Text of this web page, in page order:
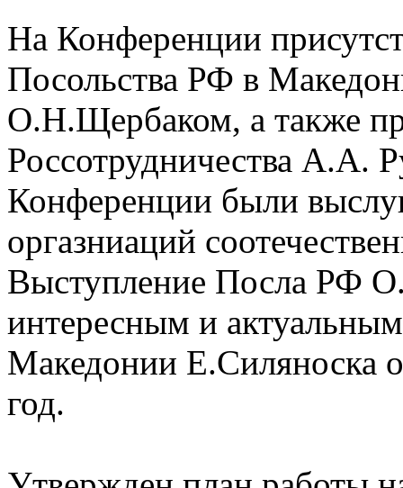
На Конференции
Посольства РФ в
О.Н.Щербаком, а также
Россотрудничества А.А.
Конференции были
оргазниаций
Выступление Посла РФ
интересным и
Македонии Е.Силяноска
год.